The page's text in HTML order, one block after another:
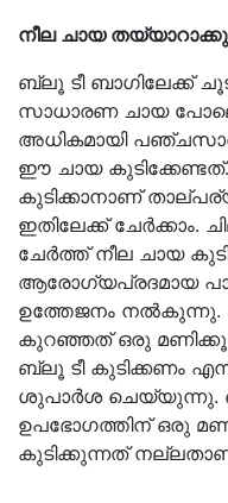
നീല ചായ
ബ്ലൂ ടീ ബാഗിലേക്ക്
സാധാരണ ചായ പോലെ
അധികമായി
ഈ ചായ
കുടിക്കാനാണ്
ഇതിലേക്ക് ചേർക്കാം.
ചേർത്ത് നീല ചായ
ആരോഗ്യപ്രദമായ
ഉത്തേജനം നൽകുന്നു.
കുറഞ്ഞത് ഒരു
ബ്ലൂ ടീ കുടിക്കണം
ശുപാർശ ചെയ്യുന്നു.
ഉപഭോഗത്തിന് ഒരു
കുടിക്കുന്നത്